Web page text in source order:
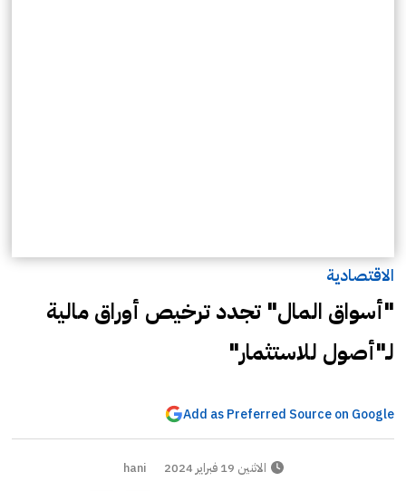
الاقتصادية
"أسواق المال" تجدد ترخيص أوراق مالية
لـ"أصول للاستثمار"
Add as Preferred Source on Google
الاثنين 19 فبراير 2024 hani